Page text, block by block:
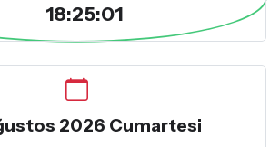
18:25:01
2026 Cumartesi